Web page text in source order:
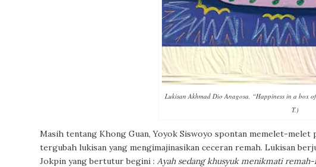
Lukisan Akhmad Dio Anagosa, “Happiness in a box
T.)
Masih tentang Khong Guan, Yoyok Siswoyo spontan memelet-melet
tergubah lukisan yang mengimajinasikan ceceran remah. Lukisan
Jokpin yang bertutur begini : Ayah sedang khusyuk menikmati